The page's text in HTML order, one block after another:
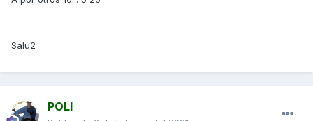
Salu2
POLI